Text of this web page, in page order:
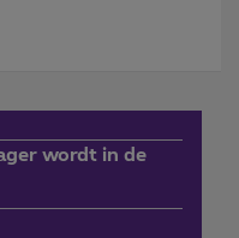
wordt in de